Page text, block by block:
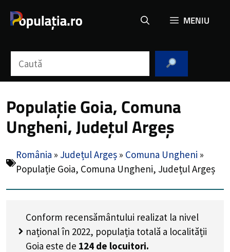
MENIU
Populație Goia, Comuna
Ungheni, Județul Argeș
România » Județul Argeș » Comuna Ungheni »
Populație Goia, Comuna Ungheni, Județul Argeș
Conform recensământului realizat la nivel
național în 2022, populația totală a localității
Goia este de 124 de locuitori.